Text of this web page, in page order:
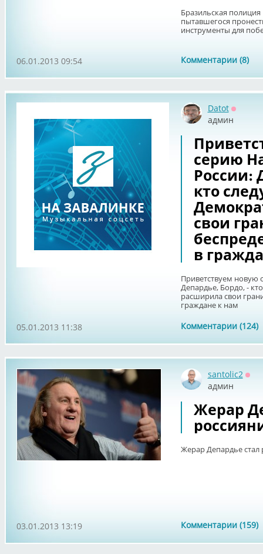
Бразильская
пытавшегося
инструменты для
Комментарии (8)
06.01.2013 09:54
Datot
админ
серию
России:
кто
свои
в
Приветствуем новую
Депардье, Бордо, -
расширила свои
граждане к нам
Комментарии (124)
05.01.2013 11:38
santolic2
админ
Жерар
Жерар Депардье стал
Комментарии (159)
03.01.2013 13:19